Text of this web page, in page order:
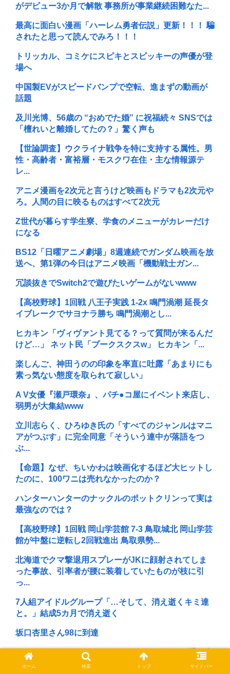
がデビュー3か月で解散 事務所が事業継続困難なた...
最高に面白い漫画「ハーレム勇者伝説」更新！！！ 騙
されたと思って読んでみろ！！！
トリッカル、コミケにスピキとスピッキーの声優が登
場へ
中国製EVがスピードバンプで空転、進まずの動画が
話題
及川光博、56歳の “おめでた婚” に祝福続々 SNSでは
「檀れいと離婚してたの？」驚く声も
【世論調査】ウクライナ戦争を特に支持する属性。男
性・高齢者・富裕層・モスクワ在住・主な情報源テ
レ...
アニメ漫画を2次元と言うけど映画もドラマも2次元や
ろ。人間の目に映るものはすべて2次元
Z世代が暮らす学生寮、学食のメニューがカレーだけ
になる
BS12「日曜アニメ劇場」8週連続でガンダム映画を放
送へ、第1弾の今日はアニメ映画「機動戦士ガン...
冗談抜きでSwitch2で遊びたいゲームがないwww
【高校野球】1回戦 八王子実践 1-2x 鳴門渦潮 延長タ
イブレークでサヨナラ勝ち 鳴門渦潮とし...
ヒカキン「ヴィヴァント見てる？って質問が来るんだ
けど…」 ネット民「プークスクスw」 ヒカキン「...
楽しんご、神田うのの印象を率直に吐露「あまりにも
素っ気ない態度を取られて寂しい」
A V女優『瀬戸環奈』、パチ●コ屋にイベント来店し、
弱男が大集結www
立川志らく、ひろゆき氏の「すべてのジャンルはマニ
アがつぶす」に完全同意「そういう連中が落語をつ
ぶ...
【命題】なぜ、ちいかわは映画化するほど大ヒットし
たのに、100ワニは売れなかったのか？
ハンターハンターのナックルのポットクリンって実は
最強なのでは？
【高校野球】1回戦 岡山学芸館 7-3 鳥取城北 岡山学芸
館が中盤に逆転し2回戦進出 鳥取県勢...
北海道でクマ撃退用スプレーがJKに顔射されてしま
った事故、引率者が腰に装着していたものが枝に引
っ...
7人組アイドルグループ「…そして、消え逝くキミ達
と。」結成5カ月で消え逝く
坂口杏里さん98に到達
でもジャニーさんってネームドキャラにだけは手を出
さなかった星人だよな
ホーム 検索 トップ サイドバー